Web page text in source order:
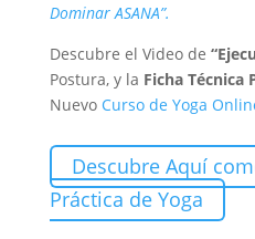
Dominar ASANA”.
Descubre el Video de
Postura, y la Ficha Técnica
Nuevo Curso de Yoga
Descubre Aquí
Práctica de Yoga